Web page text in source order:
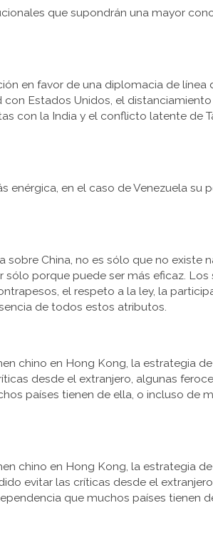
que supondrán una mayor
en favor de una diplomacia de línea
Estados Unidos, el
con la India y el conflicto latente de
en el caso de Venezuela su
China, no es sólo que no existe
porque puede ser más eficaz.
el respeto a la ley, la
de todos estos atributos.
chino en Hong Kong, la estrategia
desde el extranjero, algunas
países tienen de ella, o incluso de
chino en Hong Kong, la estrategia
evitar las críticas desde el
que muchos países tienen